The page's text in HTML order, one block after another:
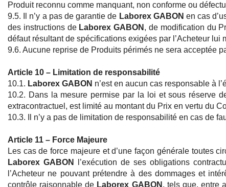
Produit reconnu comme manquant, non conforme ou
9.5. Il n’y a pas de garantie de Laborex GABON en cas
des instructions de Laborex GABON , de modification du
défaut résultant de spécifications exigées par l’Acheteur lui
9.6. Aucune reprise de Produits périmés ne sera acceptée
Article 10 – Limitation de responsabilité
10.1. Laborex GABON n’est en aucun cas responsable à
10.2. Dans la mesure permise par la loi et sous réserve
extracontractuel, est limité au montant du Prix en vertu du
10.3. Il n’y a pas de limitation de responsabilité en cas de
Article 11 – Force Majeure
Les cas de force majeure et d’une façon générale toutes
Laborex GABON
l’exécution de ses obligations
l’Acheteur ne pouvant prétendre à des dommages et
contrôle raisonnable de Laborex GABON , tels que, entre